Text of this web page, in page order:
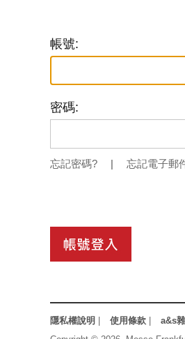
帳號:
密碼:
忘記密碼? | 忘記電子郵
隱私權說明 使用條款 a&s